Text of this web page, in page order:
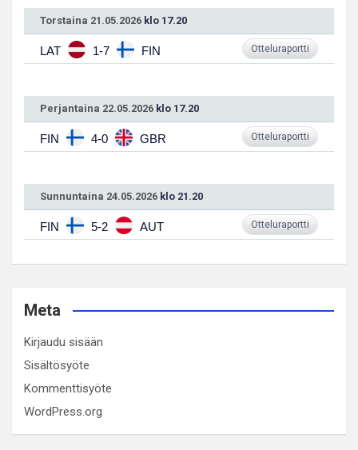
Torstaina 21.05.2026 klo 17.20
LAT 1-7 FIN Otteluraportti
Perjantaina 22.05.2026 klo 17.20
FIN 4-0 GBR Otteluraportti
Sunnuntaina 24.05.2026 klo 21.20
FIN 5-2 AUT Otteluraportti
Meta
Kirjaudu sisään
Sisältösyöte
Kommenttisyöte
WordPress.org